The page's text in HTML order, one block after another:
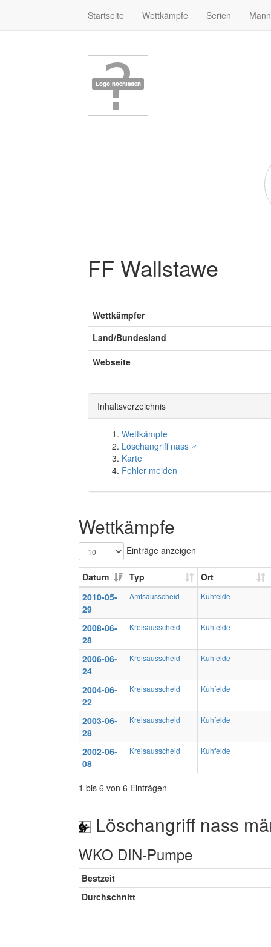
Startseite Wettkämpfe Serien
FF Wallstawe
Wettkämpfer
Land/Bundesland
Webseite
Inhaltsverzeichnis
Wettkämpfe
Löschangriff nass ♂
Karte
Fehler melden
Wettkämpfe
Einträge anzeigen
Datum Typ
Ort
2010-05-
29
Amtsausscheid Kuhfelde
2008-06-
28
Kreisausscheid Kuhfelde
2006-06-
24
Kreisausscheid Kuhfelde
2004-06-
22
Kreisausscheid Kuhfelde
2003-06-
28
Kreisausscheid Kuhfelde
2002-06-
08
Kreisausscheid Kuhfelde
1 bis 6 von 6 Einträgen
Löschangriff nass
WKO DIN-Pumpe
Bestzeit
Durchschnitt